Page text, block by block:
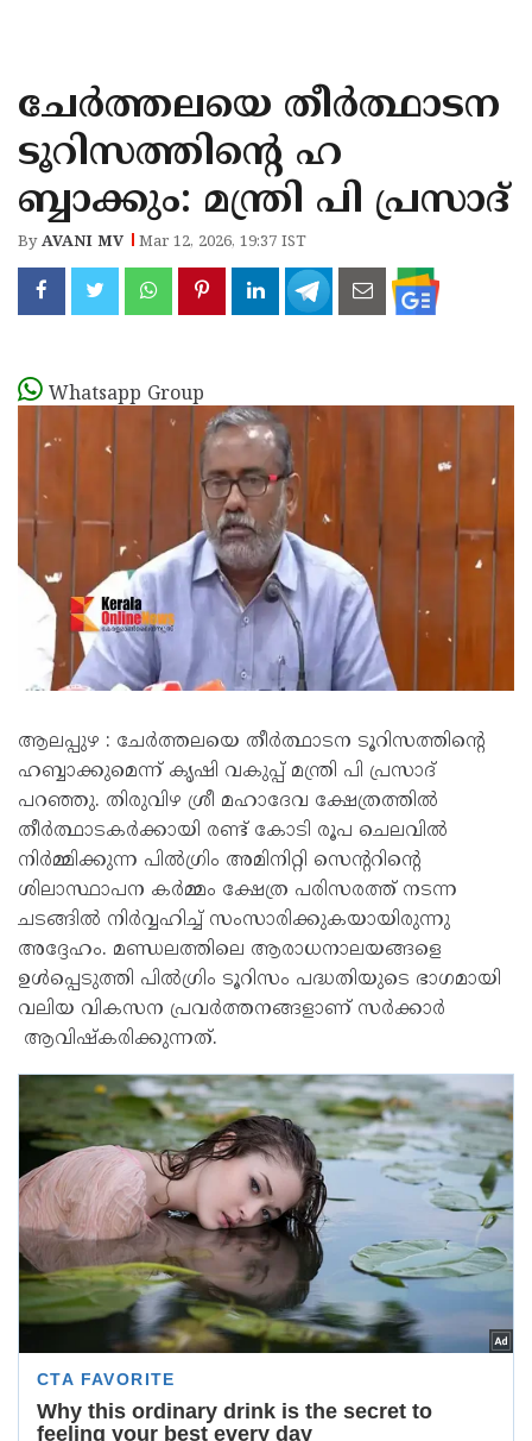
KANNUR
KASARAGOD
ചേർത്തലയെ തീർത്ഥാടന
ടൂറിസത്തിന്റെ ഹ
ബ്ബാക്കും: മന്ത്രി പി പ്രസാദ്
ByAVANI MV Mar 12, 2026, 19:37 IST
Whatsapp Group
ആലപ്പുഴ : ചേർത്തലയെ തീർത്ഥാടന ടൂറിസത്തിന്റെ
ഹബ്ബാക്കുമെന്ന് കൃഷി വകുപ്പ് മന്ത്രി പി പ്രസാദ്
പറഞ്ഞു. തിരുവിഴ ശ്രീ മഹാദേവ ക്ഷേത്രത്തിൽ
തീർത്ഥാടകർക്കായി രണ്ട് കോടി രൂപ ചെലവിൽ
നിർമ്മിക്കുന്ന പിൽഗ്രിം അമിനിറ്റി സെന്ററിന്റെ
ശിലാസ്ഥാപന കർമ്മം ക്ഷേത്ര പരിസരത്ത് നടന്ന
ചടങ്ങിൽ നിർവ്വഹിച്ച് സംസാരിക്കുകയായിരുന്നു
അദ്ദേഹം. മണ്ഡലത്തിലെ ആരാധനാലയങ്ങളെ
ഉൾപ്പെടുത്തി പിൽഗ്രിം ടൂറിസം പദ്ധതിയുടെ ഭാഗമായി
വലിയ വികസന പ്രവർത്തനങ്ങളാണ് സർക്കാർ
ആവിഷ്കരിക്കുന്നത്.